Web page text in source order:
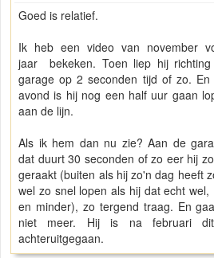
Goed is relatief.
Ik heb een video van november
jaar bekeken. Toen liep hij
garage op 2 seconden tijd of zo. En
avond is hij nog een half uur gaan
aan de lijn.
Als ik hem dan nu zie? Aan de
dat duurt 30 seconden of zo eer hij
geraakt (buiten als hij zo'n dag heeft
wel zo snel lopen als hij dat echt
en minder), zo tergend traag. En
niet meer. Hij is na februari
achteruitgegaan.